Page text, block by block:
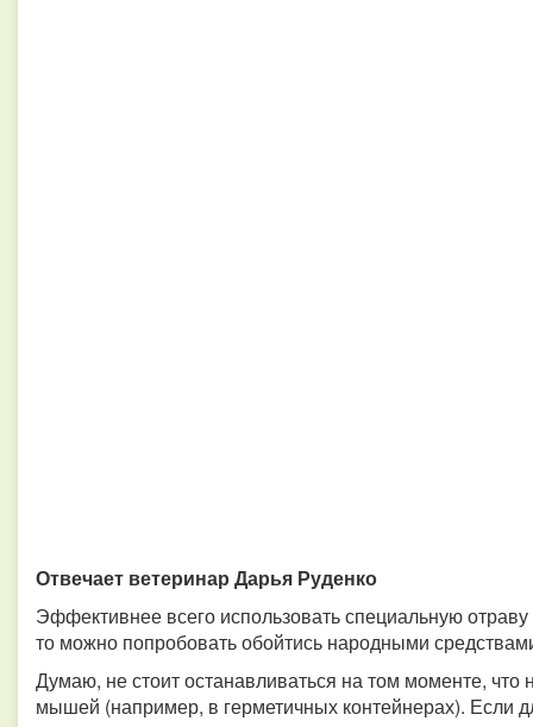
Отвечает ветеринар Дарья Руденко
Эффективнее всего использовать специальную
то можно попробовать обойтись народными
Думаю, не стоит останавливаться на том моменте,
мышей (например, в герметичных контейнерах). Если